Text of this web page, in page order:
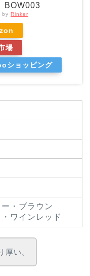
BOW003
by Rinker
場
ショッピング
・ブラウン
ワインレッド
厚い。